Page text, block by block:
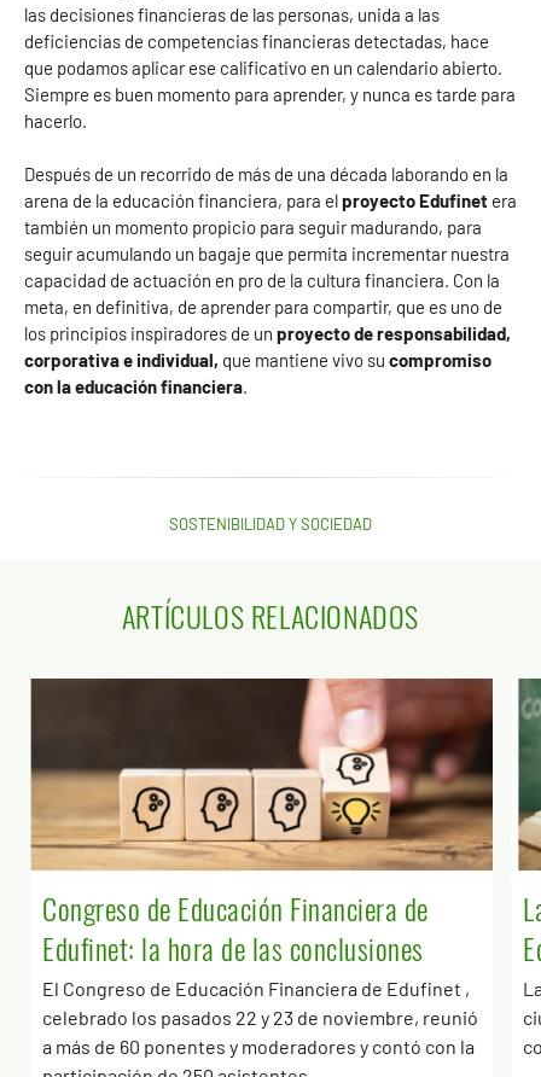
las decisiones financieras de las personas, unida a las
deficiencias de competencias financieras detectadas, hace
que podamos aplicar ese calificativo en un calendario abierto.
Siempre es buen momento para aprender, y nunca es tarde para
hacerlo.
Después de un recorrido de más de una década laborando en la
arena de la educación financiera, para elproyecto Edufinet era
también un momento propicio para seguir madurando, para
seguir acumulando un bagaje que permita incrementar nuestra
capacidad de actuación en pro de la cultura financiera. Con la
meta, en definitiva, de aprender para compartir, que es uno de
los principios inspiradores de un proyecto de responsabilidad,
corporativa e individual, que mantiene vivo su compromiso
con laeducación financiera.
SOSTENIBILIDAD Y SOCIEDAD
ARTÍCULOS RELACIONADOS
Congreso de Educación Financiera de
Edufinet: la hora de las conclusiones
El Congreso de Educación Financiera de Edufinet ,
celebrado los pasados 22 y 23 de noviembre, reunió
a más de 60 ponentes y moderadores y contó con la